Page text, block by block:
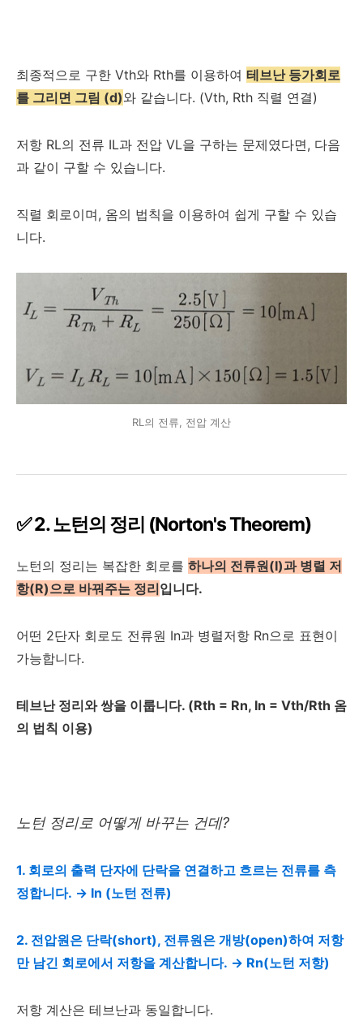
최종적으로 구한 Vth와 Rth를 이용하여 테브난 등가회로
를 그리면 그림 (d)와 같습니다. (Vth, Rth 직렬 연결)
저항 RL의 전류 IL과 전압 VL을 구하는 문제였다면, 다음
과 같이 구할 수 있습니다.
직렬 회로이며, 옴의 법칙을 이용하여 쉽게 구할 수 있습
니다.
RL의 전류, 전압 계산
✅ 2. 노턴의 정리 (Norton's Theorem)
노턴의 정리는 복잡한 회로를 하나의 전류원(I)과 병렬 저
항(R)으로 바꿔주는 정리입니다.
어떤 2단자 회로도 전류원 In과 병렬저항 Rn으로 표현이
가능합니다.
테브난 정리와 쌍을 이룹니다. (Rth = Rn, In = Vth/Rth 옴
의 법칙 이용)
노턴 정리로 어떻게 바꾸는 건데?
1. 회로의 출력 단자에 단락을 연결하고 흐르는 전류를 측
정합니다. → In (노턴 전류)
2. 전압원은 단락(short), 전류원은 개방(open)하여 저항
만 남긴 회로에서 저항을 계산합니다. → Rn(노턴 저항)
저항 계산은 테브난과 동일합니다.